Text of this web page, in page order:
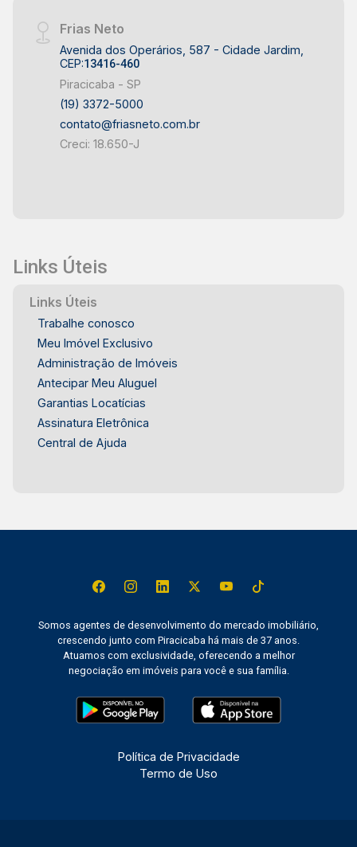
Frias Neto
Avenida dos Operários, 587 - Cidade Jardim,
CEP:13416-460
Piracicaba - SP
(19) 3372-5000
contato@friasneto.com.br
Creci: 18.650-J
Links Úteis
Links Úteis
Trabalhe conosco
Meu Imóvel Exclusivo
Administração de Imóveis
Antecipar Meu Aluguel
Garantias Locatícias
Assinatura Eletrônica
Central de Ajuda
Somos agentes de desenvolvimento do mercado imobiliário,
crescendo junto com Piracicaba há mais de 37 anos.
Atuamos com exclusividade, oferecendo a melhor
negociação em imóveis para você e sua família.
Política de Privacidade
Termo de Uso